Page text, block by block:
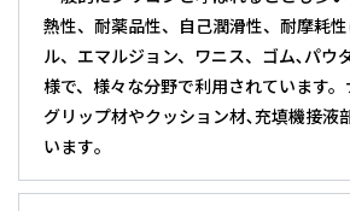
熱性、耐薬品性、自己潤滑性、耐摩耗
ル、エマルジョン、ワニス、ゴム､パウ
様で、様々な分野で利用されています
グリップ材やクッション材､充填機接液
います｡